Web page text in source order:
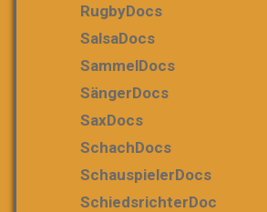
RugbyDocs
SalsaDocs
SammelDocs
SängerDocs
SaxDocs
SchachDocs
SchauspielerDocs
SchiedsrichterDoc